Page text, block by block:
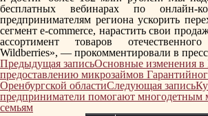
бесплатных вебинарах по онлайн-
предпринимателям региона ускорить
сегмент e-commerce, нарастить свои
ассортимент товаров
Wildberries», — прокомментировали в
Навигация
по
записям
Предыдущая записьОсновные изменения в
предоставлению микрозаймов
Оренбургской областиСледующая запись
предприниматели помогают многодетным
семьям